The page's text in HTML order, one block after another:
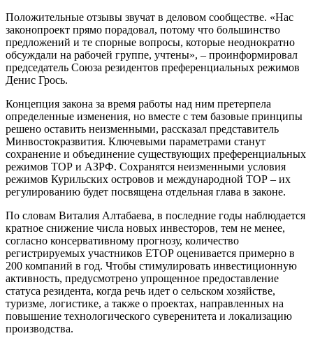
Положительные отзывы звучат в деловом сообществе. «Нас
законопроект прямо порадовал, потому что большинство
предложений и те спорные вопросы, которые неоднократно
обсуждали на рабочей группе, учтены», – проинформировал
председатель Союза резидентов преференциальных режимов
Денис Грось.
Концепция закона за время работы над ним претерпела
определенные изменения, но вместе с тем базовые принципы
решено оставить неизменными, рассказал представитель
Минвостокразвития. Ключевыми параметрами станут
сохранение и объединение существующих преференциальных
режимов ТОР и АЗРФ. Сохранятся неизменными условия
режимов Курильских островов и международной ТОР – их
регулированию будет посвящена отдельная глава в законе.
По словам Виталия Алтабаева, в последние годы наблюдается
кратное снижение числа новых инвесторов, тем не менее,
согласно консервативному прогнозу, количество
регистрируемых участников ЕТОР оценивается примерно в
200 компаний в год. Чтобы стимулировать инвестиционную
активность, предусмотрено упрощенное предоставление
статуса резидента, когда речь идет о сельском хозяйстве,
туризме, логистике, а также о проектах, направленных на
повышение технологического суверенитета и локализацию
производства.